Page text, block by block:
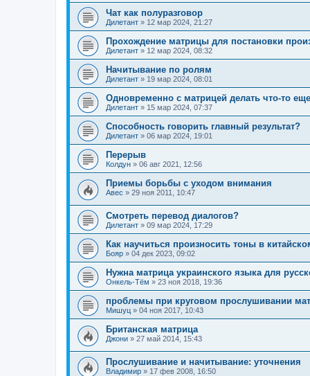
Чат как полуразговор
Дилетант » 12 мар 2024, 21:27
Прохождение матрицы для постановки
Дилетант » 12 мар 2024, 08:32
Начитывание по ролям
Дилетант » 19 мар 2024, 08:01
Одновременно с матрицей делать что-то
Дилетант » 15 мар 2024, 07:37
Способность говорить главный результат?
Дилетант » 06 мар 2024, 19:01
Перерыв
Колдун » 06 авг 2021, 12:56
Приемы борьбы с уходом внимания
Авес » 29 ноя 2011, 10:47
Смотреть перевод диалогов?
Дилетант » 09 мар 2024, 17:29
Как научиться произносить тоны в
Бояр » 04 дек 2023, 09:02
Нужна матрица украинского языка для
Онкель-Тём » 23 ноя 2018, 19:36
проблемы при круговом прослушивании
Мишуц » 04 ноя 2017, 10:43
Британская матрица
Джони » 27 май 2014, 15:43
Прослушивание и начитывание: уточнения
Владимир » 17 фев 2008, 16:50